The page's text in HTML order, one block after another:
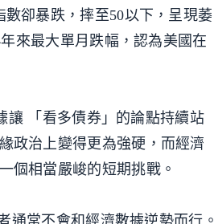
卻暴跌，摔至50以下，呈現萎
來最大單月跌幅，認為美國在
讓 「看多債券」的論點持續站
政治上變得更為強硬，而經濟
個相當嚴峻的短期挑戰。
通常不會和經濟數據逆勢而行。